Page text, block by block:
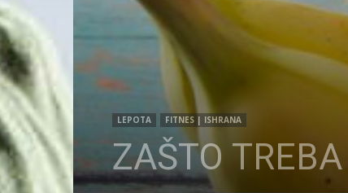
LEPOTA FITNES | ISHRANA
ZAŠTO